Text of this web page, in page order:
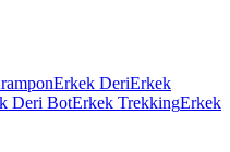
Erkek DeriErkek
Deri BotErkek TrekkingErkek